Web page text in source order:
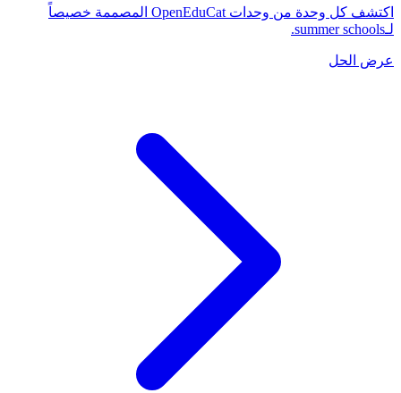
اكتشف كل وحدة من وحدات OpenEduCat المصممة خصيصاً
لـsummer schools.
عرض الحل